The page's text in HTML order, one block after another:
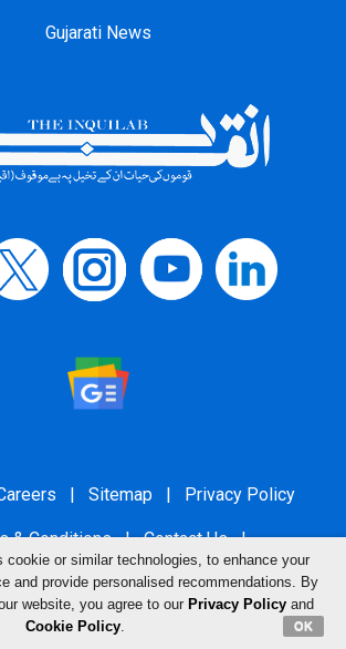
Gujarati News
| Sitemap | Privacy Policy
& Conditions | Contact Us |
Grievance Redressal
cookie or similar technologies, to enhance your
and provide personalised recommendations. By
website, you agree to our Privacy Policyand
Cookie Policy. OK